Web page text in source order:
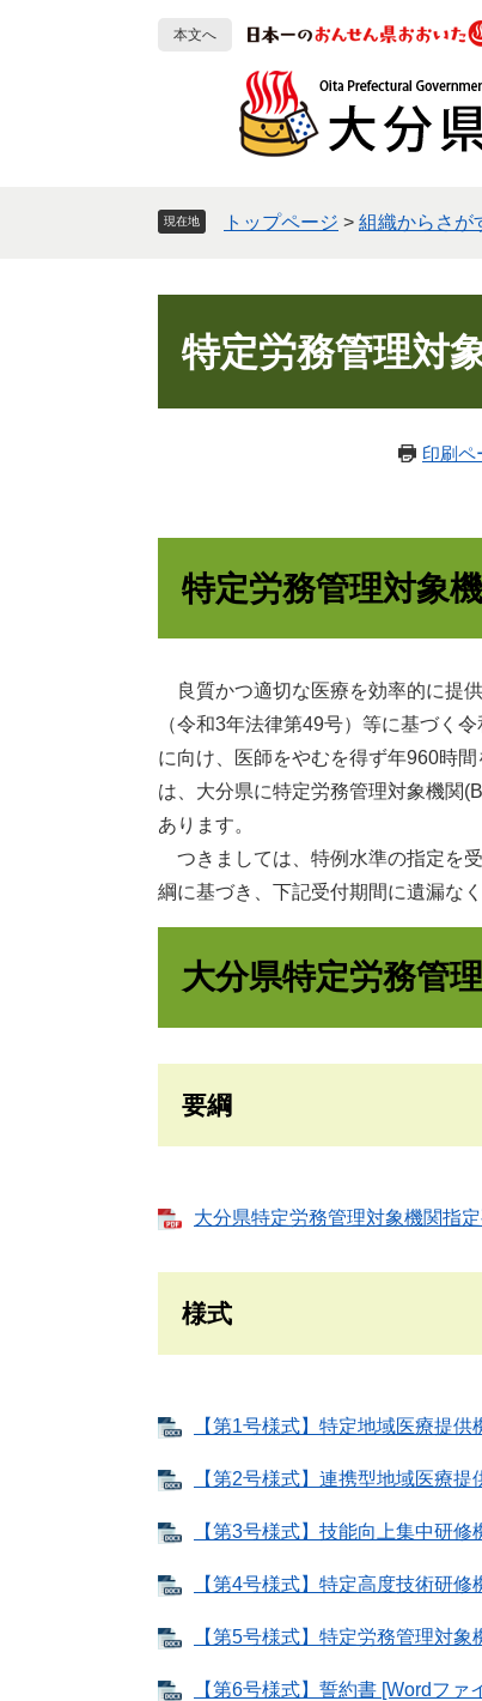
本文へ
現在地 トップページ > 組織からさが
特定労務管理対
印刷ペ
特定労務管理対象
良質かつ適切な医療を効率的に提
（令和3年法律第49号）等に基づく
に向け、医師をやむを得ず年960時
は、大分県に特定労務管理対象機関
あります。
つきましては、特例水準の指定を
綱に基づき、下記受付期間に遺漏な
大分県特定労務管
要綱
大分県特定労務管理対象機関指
様式
【第1号様式】特定地域医療提
【第2号様式】連携型地域医療
【第3号様式】技能向上集中研
【第4号様式】特定高度技術研
【第5号様式】特定労務管理対
【第6号様式】誓約書 [Wordファ